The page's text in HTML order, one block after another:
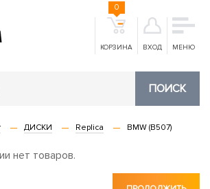
КОРЗИНА
0
ВХОД МЕНЮ
ПОИСК
ДИСКИ Replica BMW (B507)
нет товаров.